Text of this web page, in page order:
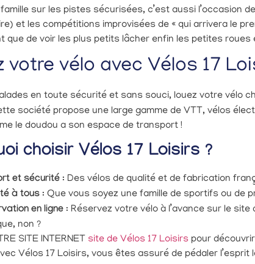
sur les pistes sécurisées, c’est aussi l’occasion
et les compétitions improvisées de « qui arrivera le
que de voir les plus petits lâcher enfin les petites roues
votre vélo avec Vélos 17
en toute sécurité et sans souci, louez votre vélo
société propose une large gamme de VTT, vélos
le doudou a son espace de transport !
choisir Vélos 17 Loisirs ?
et sécurité : Des vélos de qualité et de fabrication
à tous : Que vous soyez une famille de sportifs ou de
en ligne : Réservez votre vélo à l’avance sur le
non ?
SITE INTERNET site de Vélos 17 Loisirs pour
Vélos 17 Loisirs, vous êtes assuré de pédaler